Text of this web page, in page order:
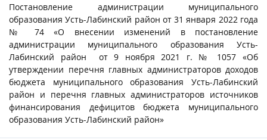
Постановление администрации муниципального
образования Усть-Лабинский район от 31 января 2022 года
№ 74 «О внесении изменений в постановление
администрации муниципального образования Усть-
Лабинский район от 9 ноября 2021 г. № 1057 «Об
утверждении перечня главных администраторов доходов
бюджета муниципального образования Усть-Лабинский
район и перечня главных администраторов источников
финансирования дефицитов бюджета муниципального
образования Усть-Лабинский район»